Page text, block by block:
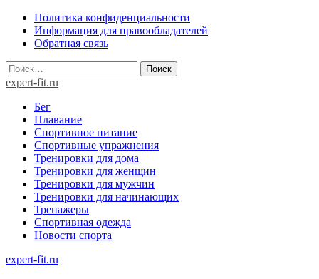
Skip
content
Политика конфиденциальности
Информация для правообладателей
Обратная связь
Найти:
expert-fit.ru
Бег
Плавание
Спортивное питание
Спортивные упражнения
Тренировки для дома
Тренировки для женщин
Тренировки для мужчин
Тренировки для начинающих
Тренажеры
Спортивная одежда
Новости спорта
expert-fit.ru